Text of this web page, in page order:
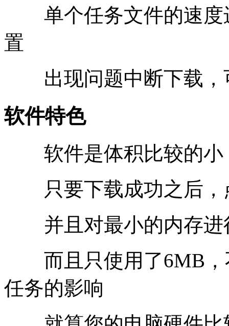
单个任务文件的速度
置
出现问题中断下载，
软件特色
软件是体积比较的小
只要下载成功之后，
并且对最小的内存进
而且只使用了6MB，
任务的影响